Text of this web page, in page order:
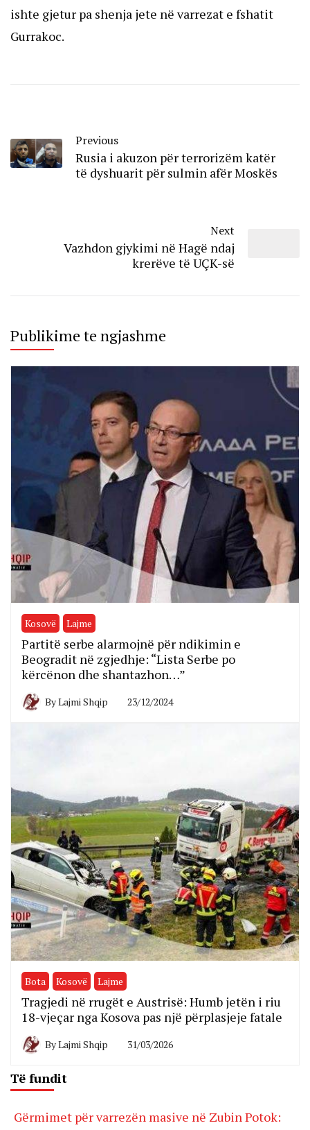
ishte gjetur pa shenja jete në varrezat e fshatit
Gurrakoc.
Previous
Rusia i akuzon për terrorizëm katër
të dyshuarit për sulmin afër Moskës
Next
Vazhdon gjykimi në Hagë ndaj
krerëve të UÇK-së
Publikime te ngjashme
Kosovë Lajme
Partitë serbe alarmojnë për ndikimin e
Beogradit në zgjedhje: “Lista Serbe po
kërcënon dhe shantazhon…”
ByLajmi Shqip 23/12/2024
Bota Kosovë Lajme
Tragjedi në rrugët e Austrisë: Humb jetën i riu
18-vjeçar nga Kosova pas një përplasjeje fatale
ByLajmi Shqip 31/03/2026
Të fundit
Gërmimet për varrezën masive në Zubin Potok: